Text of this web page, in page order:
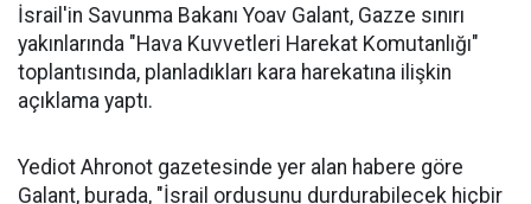
İsrail'in Savunma Bakanı Yoav Galant, Gazze sınırı
yakınlarında "Hava Kuvvetleri Harekat Komutanlığı"
toplantısında, planladıkları kara harekatına ilişkin
açıklama yaptı.
Yediot Ahronot gazetesinde yer alan habere göre
Galant, burada, "İsrail ordusunu durdurabilecek hiçbir